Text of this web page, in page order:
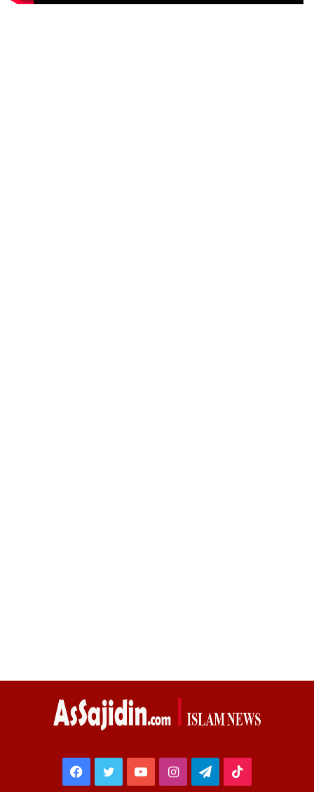
Facebook
TwitterYouTubeInstagram
Telegram